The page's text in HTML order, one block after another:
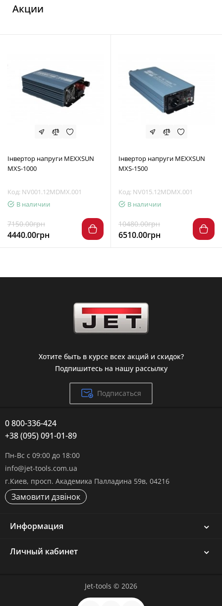
Акции
Інвертор напруги MEXXSUN
MXS-1000
Код: NV001.12MDMX.001
В наличии
7150.00грн
4440.00грн
Інвертор напруги MEXXSUN
MXS-1500
Код: NV015.12MDMX.001
В наличии
10480.00грн
6510.00грн
Хотите быть в курсе всех акций и скидок?
Подпишитесь на нашу рассылку
Подписаться
0 800-336-424
+38 (095) 091-01-89
Пн-Вс с 09:00 до 18:00
info@jet-tools.com.ua
г.Киев, просп. Академика Палладина 59в, 04216
Замовити дзвінок
Информация
Личный кабинет
Jet-tools © 2026